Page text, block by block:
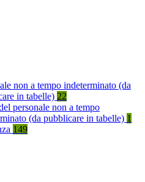
non a tempo indeterminato (da
in tabelle) 22
personale non a tempo
(da pubblicare in tabelle) 1
149